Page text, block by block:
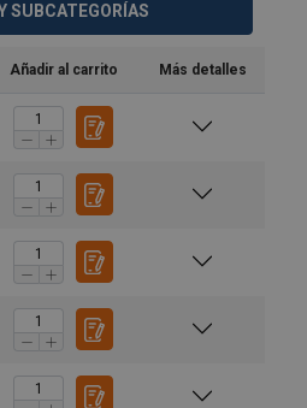
SUBCATEGORÍAS
Añadir al carrito Más detalles